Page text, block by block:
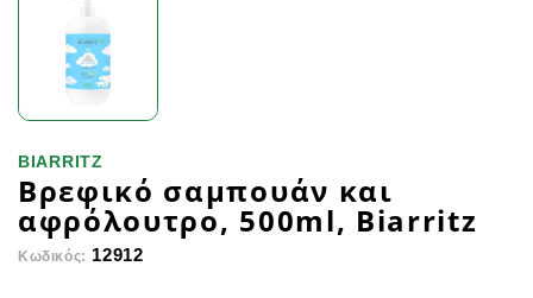
BIARRITZ
Βρεφικό σαμπουάν και
αφρόλουτρο, 500ml, Biarritz
Κωδικός: 12912